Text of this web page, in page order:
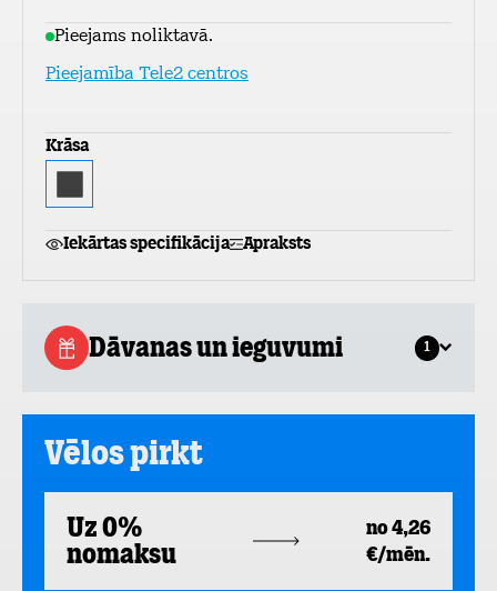
Pieejams noliktavā.
Pieejamība Tele2 centros
Krāsa
Iekārtas specifikācija Apraksts
Dāvanas un ieguvumi 1
Vēlos pirkt
Uz 0%
nomaksu
no 4,26
€/mēn.